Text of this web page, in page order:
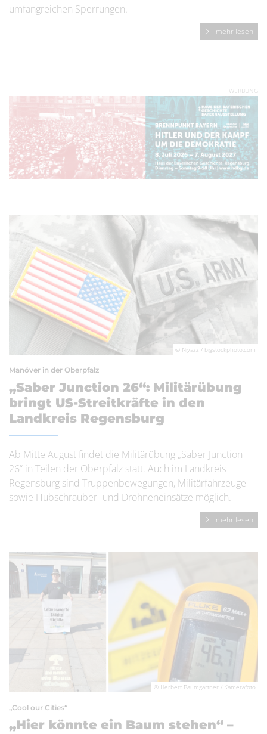
umfangreichen Sperrungen.
mehr lesen
WERBUNG
© Niyazz / bigstockphoto.com
Manöver in der Oberpfalz
„Saber Junction 26“: Militärübung
bringt US-Streitkräfte in den
Landkreis Regensburg
Ab Mitte August findet die Militärübung „Saber Junction
26“ in Teilen der Oberpfalz statt. Auch im Landkreis
Regensburg sind Truppenbewegungen, Militärfahrzeuge
sowie Hubschrauber- und Drohneneinsätze möglich.
mehr lesen
© Herbert Baumgartner / Kamerafoto
„Cool our Cities“
„Hier könnte ein Baum stehen“ –